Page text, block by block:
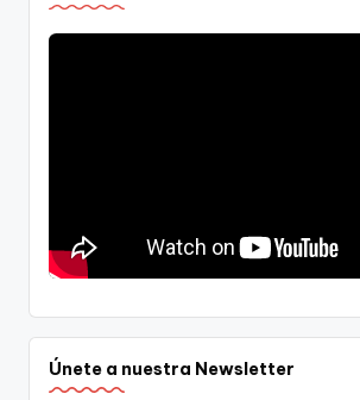
Únete a nuestra Newsletter